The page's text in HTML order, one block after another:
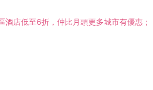
店低至6折，仲比月頭更多城市有優惠；